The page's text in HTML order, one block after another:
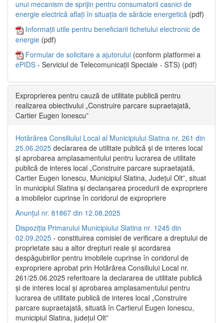
unui mecanism de sprijin pentru consumatorii casnici de
energie electrică aflați în situația de sărăcie energetică (pdf)
Informații utile pentru beneficiarii tichetului electronic de
energie (pdf)
Formular de solicitare a ajutorului (conform platformei a
ePIDS - Serviciul de Telecomunicații Speciale - STS) (pdf)
Exproprierea pentru cauză de utilitate publică pentru
realizarea obiectivului „Construire parcare supraetajată,
Cartier Eugen Ionescu”
Hotărârea Consiliului Local al Municipiului Slatina nr. 261 din
25.06.2025 declararea de utilitate publică și de interes local
și aprobarea amplasamentului pentru lucrarea de utilitate
publică de interes local „Construire parcare supraetajată,
Cartier Eugen Ionescu, Municipiul Slatina, Județul Olt”, situat
în municipiul Slatina și declanșarea procedurii de expropriere
a imobilelor cuprinse în coridorul de expropriere
Anunțul nr. 81867 din 12.08.2025
Dispoziția Primarului Municipiului Slatina nr. 1245 din
02.09.2025 - constituirea comisiei de verificare a dreptului de
proprietate sau a altor drepturi reale și acordarea
despăgubirilor pentru imobilele cuprinse în coridorul de
expropriere aprobat prin Hotărârea Consiliului Local nr.
261/25.06.2025 referitoare la declararea de utilitate publică
și de interes local și aprobarea amplasamentului pentru
lucrarea de utilitate publică de interes local „Construire
parcare supraetajată, situată în Cartierul Eugen Ionescu,
municipiul Slatina, județul Olt”